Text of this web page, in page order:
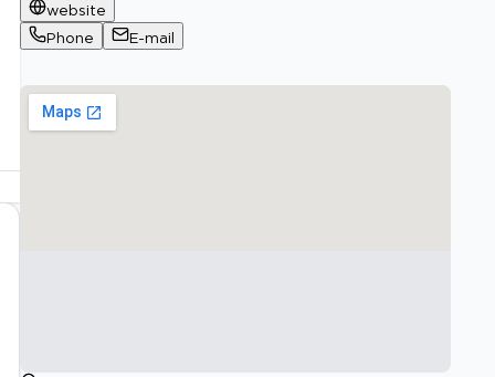
website
Phone
E-mail